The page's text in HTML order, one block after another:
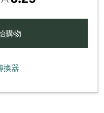
購物
換器